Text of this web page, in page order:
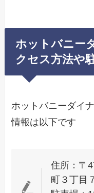
ホットバニー
クセス方法や
ホットバニーダイ
情報は以下です
住所：〒
町３丁目